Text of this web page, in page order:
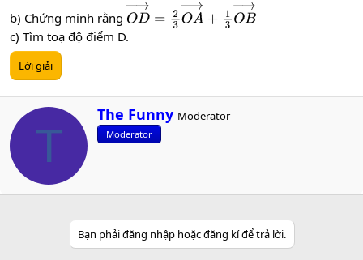
b) Chứng minh rằng OD→=23OA→+1 3OB→
c) Tìm toạ độ điểm D.
Lời giải
T
W
r
i
n
The Funny Moderator
Moderator
Bạn phải đăng nhập hoặc đăng kí để trả lời.